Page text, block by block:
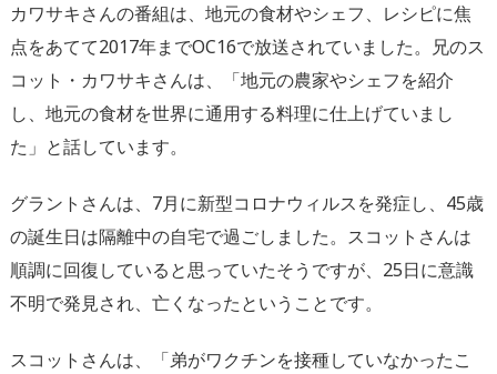
カワサキさんの番組は、地元の食材やシェフ、レシピに焦
点をあてて2017年までOC16で放送されていました。兄のス
コット・カワサキさんは、「地元の農家やシェフを紹介
し、地元の食材を世界に通用する料理に仕上げていまし
た」と話しています。
グラントさんは、7月に新型コロナウィルスを発症し、45歳
の誕生日は隔離中の自宅で過ごしました。スコットさんは
順調に回復していると思っていたそうですが、25日に意識
不明で発見され、亡くなったということです。
スコットさんは、「弟がワクチンを接種していなかったこ